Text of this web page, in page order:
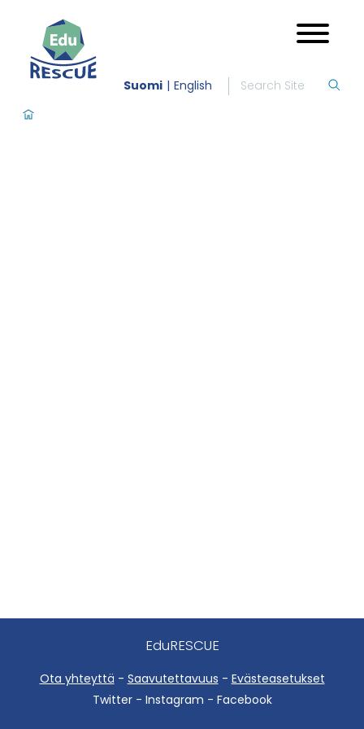
Suomi English
EduRESCUE
Ota yhteyttä - Saavutettavuus - Evästeasetukset
Twitter - Instagram - Facebook